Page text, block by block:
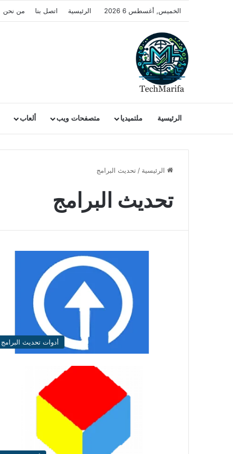
الخميس, أغسطس 6 2026 الرئيسية اتصل بنا من نحن
الرئيسية ملتميديا متصفحات ويب ألعاب
الرئيسية / تحديث البرامج
تحديث البرامج
أدوات تحديث البرامج